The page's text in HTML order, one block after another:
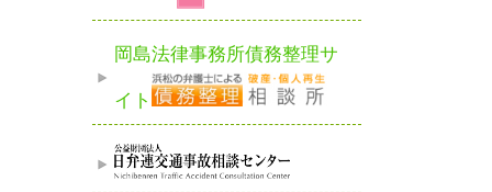
岡島法律事務所債務整理サ
イト